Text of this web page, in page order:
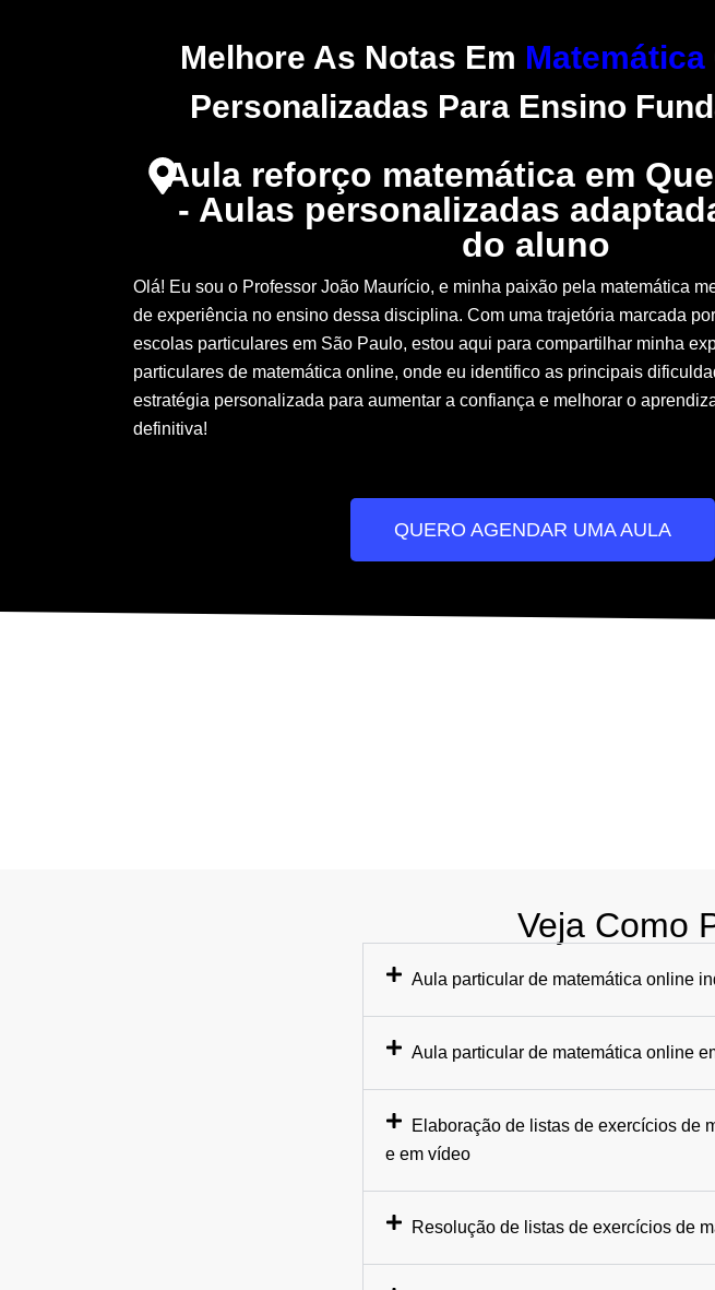
Melhore As Notas Em Matemática
Personalizadas Para Ensino
Aula reforço matemática em
- Aulas personalizadas
do aluno
Olá! Eu sou o Professor João Maurício, e minha paixão pela matemática
de experiência no ensino dessa disciplina. Com uma trajetória marcada
escolas particulares em São Paulo, estou aqui para compartilhar minha
particulares de matemática online, onde eu identifico as principais
estratégia personalizada para aumentar a confiança e melhorar o
definitiva!
QUERO AGENDAR UMA AULA
Veja Como
Aula particular de matemática online
Aula particular de matemática online
Elaboração de listas de exercícios de
e em vídeo
Resolução de listas de exercícios de